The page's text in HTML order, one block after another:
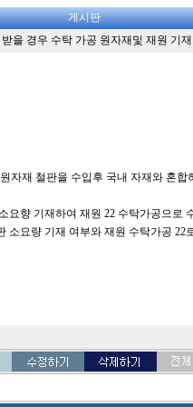
게시판
을 경우 수탁 가공 원자재및 재원 기
자재 철판을 수입후 국내 자재와 혼
요향 기재하여 재원 22 수탁가공으로
소요량 기재 여부와 재원 수탁가공 22